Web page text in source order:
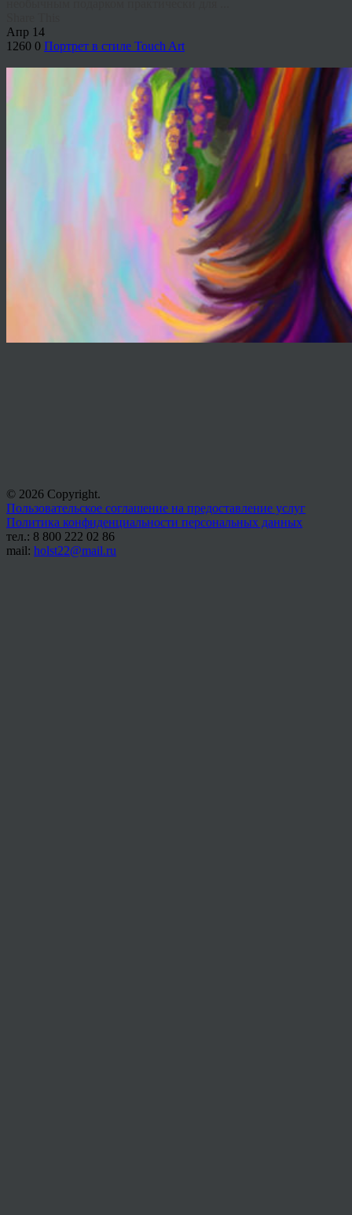
Апр 14
1260 0 Портрет в стиле Touch Art
© 2026 Copyright.
Пользовательское соглашение на предоставление услуг
Политика конфиденциальности персональных данных
тел.: 8 800 222 02 86
mail: holst22@mail.ru